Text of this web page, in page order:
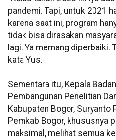
pandemi. Tapi, untuk 2021
karena saat ini, program
tidak bisa dirasakan
lagi. Ya memang diperbaiki.
kata Yus.
Sementara itu, Kepala
Pembangunan Penelitian
Kabupaten Bogor, Suryanto
Pemkab Bogor, khususnya
maksimal, melihat semua